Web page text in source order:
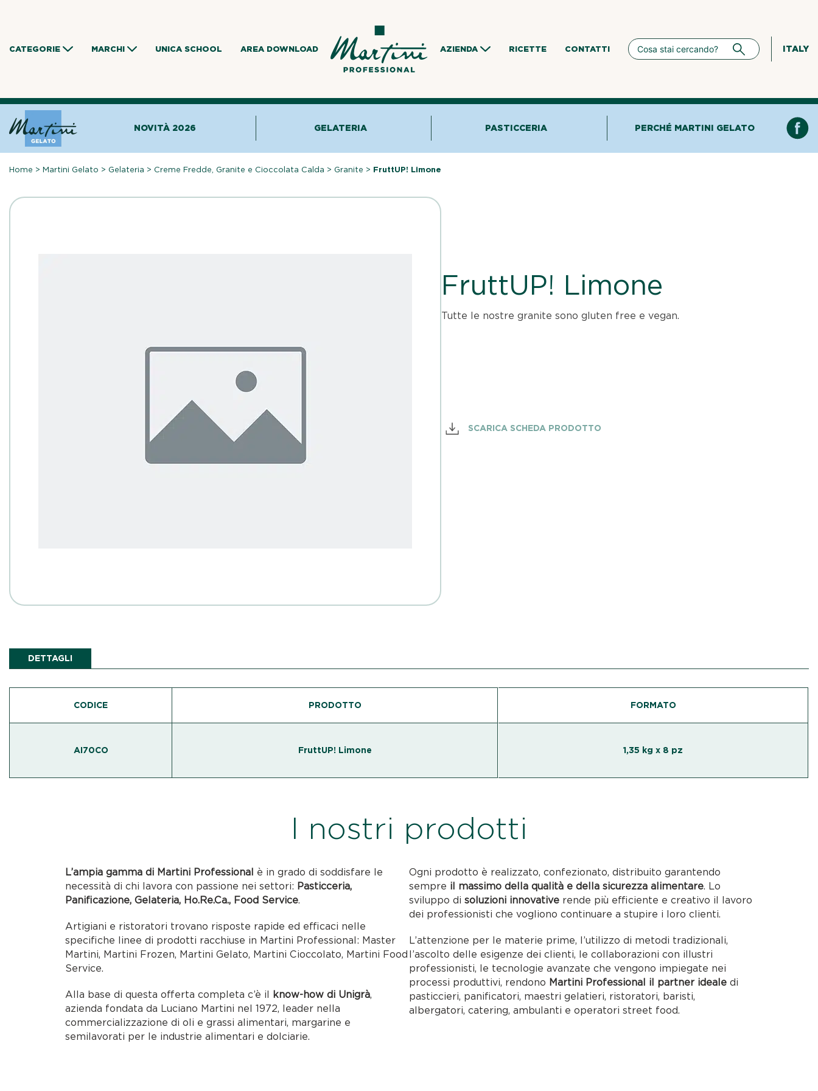
CATEGORIE MARCHI UNICA SCHOOL AREA DOWNLOAD AZIENDA RICETTE CONTATTI ITALY
NOVITÀ 2026 GELATERIA PASTICCERIA PERCHÉ MARTINI GELATO
Home >Martini Gelato > Gelateria > Creme Fredde, Granite e Cioccolata Calda > Granite > FruttUP! Limone
FruttUP! Limone
Tutte le nostre granite sono gluten free e vegan.
SCARICA SCHEDA PRODOTTO
DETTAGLI
CODICE PRODOTTO
AI70CO FruttUP! Limone
FORMATO
1,35 kg x 8 pz
I nostri prodotti
L’ampia gamma di Martini Professional è in grado di soddisfare le
necessità di chi lavora con passione nei settori: Pasticceria,
Panificazione, Gelateria, Ho.Re.Ca., Food Service.
Artigiani e ristoratori trovano risposte rapide ed efficaci nelle
specifiche linee di prodotti racchiuse in Martini Professional: Master
Martini, Martini Frozen, Martini Gelato, Martini Cioccolato, Martini Food
Service.
Alla base di questa offerta completa c’è il know-how di Unigrà,
azienda fondata da Luciano Martini nel 1972, leader nella
commercializzazione di oli e grassi alimentari, margarine e
semilavorati per le industrie alimentari e dolciarie.
Ogni prodotto è realizzato, confezionato, distribuito garantendo
sempre il massimo della qualità e della sicurezza alimentare. Lo
sviluppo di soluzioni innovative rende più efficiente e creativo il lavoro
dei professionisti che vogliono continuare a stupire i loro clienti.
L’attenzione per le materie prime, l’utilizzo di metodi tradizionali,
l’ascolto delle esigenze dei clienti, le collaborazioni con illustri
professionisti, le tecnologie avanzate che vengono impiegate nei
processi produttivi, rendono Martini Professional il partner ideale di
pasticcieri, panificatori, maestri gelatieri, ristoratori, baristi,
albergatori, catering, ambulanti e operatori street food.